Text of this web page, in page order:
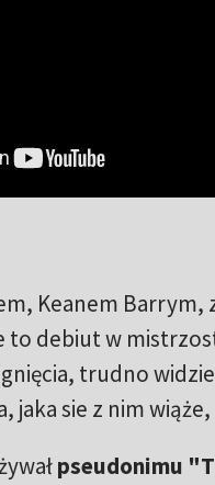
Keanem Barrym,
to debiut w
trudno
jaka sie z nim
pseudonimu